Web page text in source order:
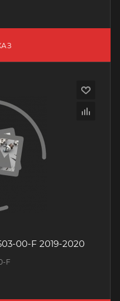
00-F 2019-2020
F